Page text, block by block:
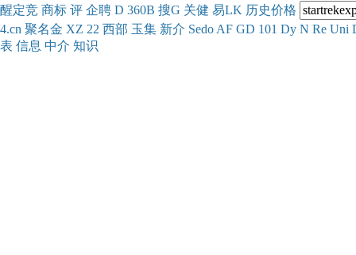
醒定竞 商标 评 企聘 D 360B 搜G 关健 易LK 历史价格
4.cn 聚名金 XZ 22 西部 玉集 新介 Sedo AF GD 101 Dy N Re Uni
表 信息 中介 知识